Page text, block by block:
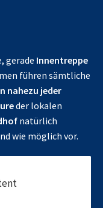
gerade Innentreppe
führen sämtliche
nahezu jeder
der lokalen
natürlich
wie möglich vor.